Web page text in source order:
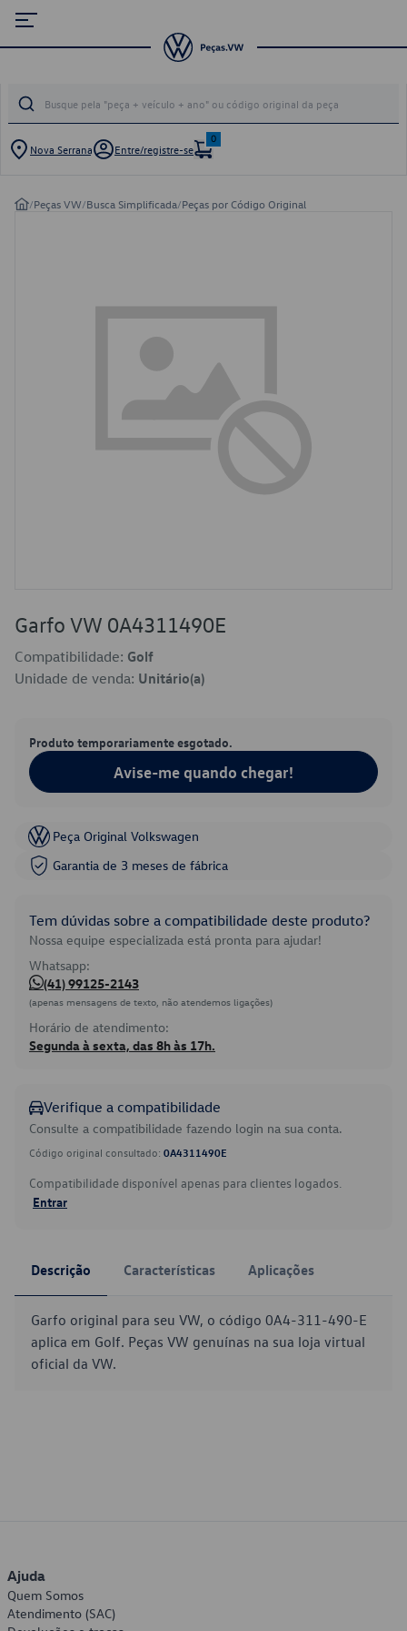
Nova Serrana Entre/registre-se
0
/Peças VW/Busca Simplificada/Peças por Código Original
Garfo VW 0A4311490E
Compatibilidade: Golf
Unidade de venda: Unitário(a)
Produto temporariamente esgotado.
Avise-me quando chegar!
Peça Original Volkswagen
Garantia de 3 meses de fábrica
Tem dúvidas sobre a compatibilidade deste produto?
Nossa equipe especializada está pronta para ajudar!
Whatsapp:
(41) 99125-2143
(apenas mensagens de texto, não atendemos ligações)
Horário de atendimento:
Segunda à sexta, das 8h às 17h.
Verifique a compatibilidade
Consulte a compatibilidade fazendo login na sua conta.
Código original consultado: 0A4311490E
Compatibilidade disponível apenas para clientes logados.
Entrar
Descrição Características Aplicações
Garfo original para seu VW, o código 0A4-311-490-E
aplica em Golf. Peças VW genuínas na sua loja virtual
oficial da VW.
Ajuda
Quem Somos
Atendimento (SAC)